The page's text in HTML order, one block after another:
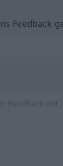
Feedback